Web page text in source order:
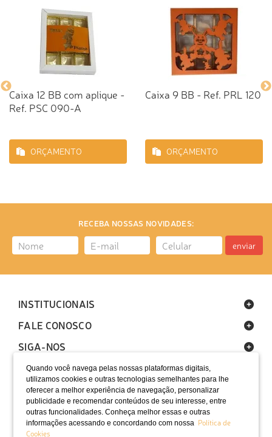
Quando você navega pelas nossas plataformas digitais,
utilizamos cookies e outras tecnologias semelhantes para lhe
oferecer a melhor experiência de navegação, personalizar
publicidade e recomendar conteúdos de seu interesse, entre
outras funcionalidades. Conheça melhor essas e outras
informações acessando e concordando com nossa Política de
Cookies
Caixa 12 BB com aplique -
Ref. PSC 090-A
ORÇAMENTO
Caixa 9 BB - Ref. PRL 120
ORÇAMENTO
RECEBA NOSSAS NOVIDADES:
enviar
INSTITUCIONAIS
FALE CONOSCO
SIGA-NOS
LOCALIZAÇÃO